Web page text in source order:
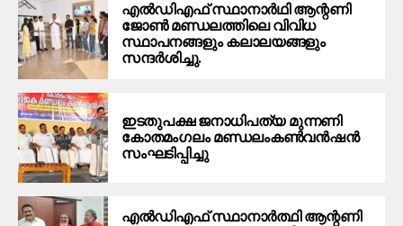
എൽഡിഎഫ് സ്ഥാനാർഥി ആന്റണി
ജോൺ മണ്ഡലത്തിലെ വിവിധ
സ്ഥാപനങ്ങളും കലാലയങ്ങളും
സന്ദർശിച്ചു.
ഇടതുപക്ഷ ജനാധിപത്യ മുന്നണി
കോതമംഗലം മണ്ഡലംകൺവൻഷൻ
സംഘടിപ്പിച്ചു
എൽഡിഎഫ് സ്ഥാനാർത്ഥി ആന്റണി